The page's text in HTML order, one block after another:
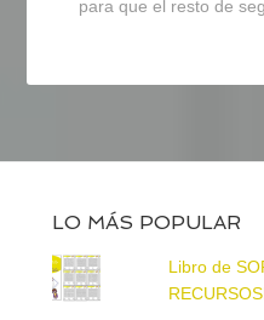
para que el resto de
LO MÁS POPULAR
Libro de